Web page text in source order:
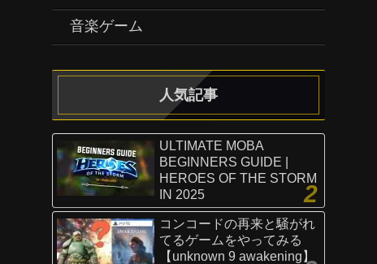
音楽ゲーム
人気記事
ULTIMATE MOBA
BEGINNERS GUIDE |
HEROES OF THE STORM
IN 2025
コンコードの再来と騒がれ
てるゲームをやってみる
【unknown 9 awakening】